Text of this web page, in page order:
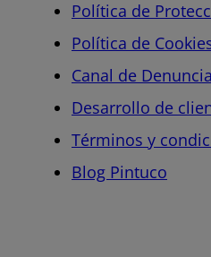
Política de
Política de
Canal de
Desarrollo de
Términos y
Blog Pintuco